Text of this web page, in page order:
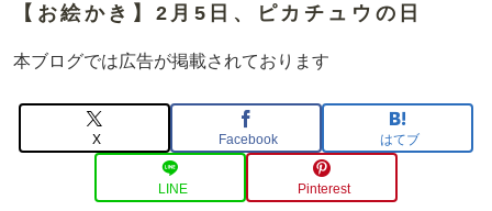
【お絵かき】2月5日、ピカチュウの日
本ブログでは広告が掲載されております
X Facebook はてブ
LINE Pinterest